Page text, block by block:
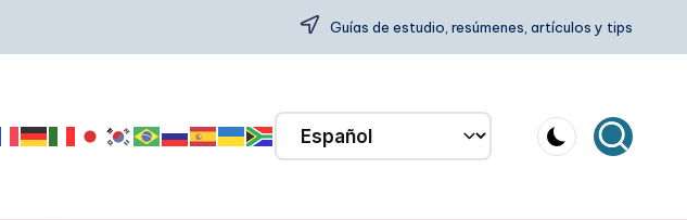
Guías de estudio, resúmenes, artículos y tips